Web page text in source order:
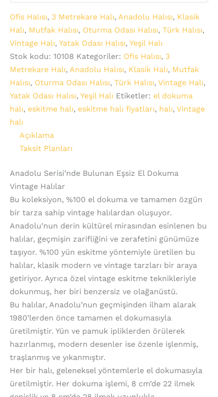
Ofis Halısı, 3 Metrekare Halı, Anadolu Halısı, Klasik
Halı, Mutfak Halısı, Oturma Odası Halısı, Türk Halısı,
Vintage Halı, Yatak Odası Halısı, Yeşil Halı
Stok kodu: 10108 Kategoriler: Ofis Halısı, 3
Metrekare Halı, Anadolu Halısı, Klasik Halı, Mutfak
Halısı, Oturma Odası Halısı, Türk Halısı, Vintage Halı,
Yatak Odası Halısı, Yeşil Halı Etiketler: el dokuma
halı, eskitme halı, eskitme halı fiyatları, halı, Vintage
halı
Açıklama
Taksit Planları
Anadolu Serisi’nde Bulunan Eşsiz El Dokuma
Vintage Halılar
Bu koleksiyon, %100 el dokuma ve tamamen özgün
bir tarza sahip vintage halılardan oluşuyor.
Anadolu’nun derin kültürel mirasından esinlenen bu
halılar, geçmişin zarifliğini ve zerafetini günümüze
taşıyor. %100 yün eskitme yöntemiyle üretilen bu
halılar, klasik modern ve vintage tarzları bir araya
getiriyor. Ayrıca özel vintage eskitme teknikleriyle
dokunmuş, her biri benzersiz ve olağanüstü.
Bu halılar, Anadolu’nun geçmişinden ilham alarak
1980’lerden önce tamamen el dokumasıyla
üretilmiştir. Yün ve pamuk ipliklerden örülerek
hazırlanmış, modern desenler ise özenle işlenmiş,
traşlanmış ve yıkanmıştır.
Her bir halı, geleneksel yöntemlerle el dokumasıyla
üretilmiştir. Her dokuma işlemi, 8 cm’de 22 ilmek